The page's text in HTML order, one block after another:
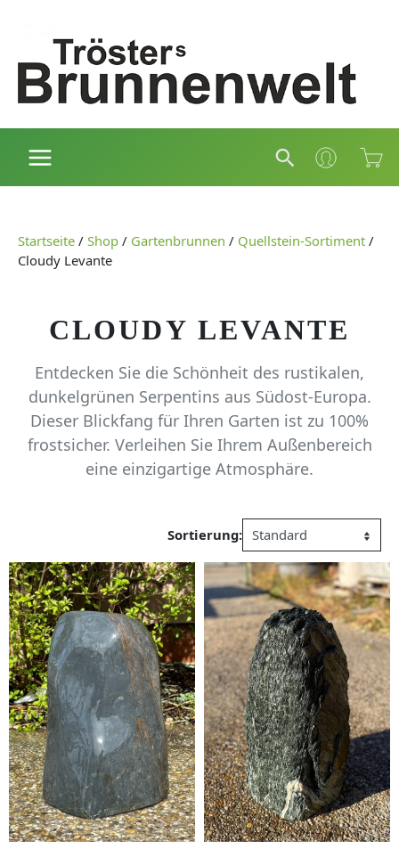
springen
Suchen
Startseite / Shop / Gartenbrunnen / Quellstein-Sortiment /
Cloudy Levante
CLOUDY LEVANTE
Entdecken Sie die Schönheit des rustikalen,
dunkelgrünen Serpentins aus Südost-Europa.
Dieser Blickfang für Ihren Garten ist zu 100%
frostsicher. Verleihen Sie Ihrem Außenbereich
eine einzigartige Atmosphäre.
Sortierung: